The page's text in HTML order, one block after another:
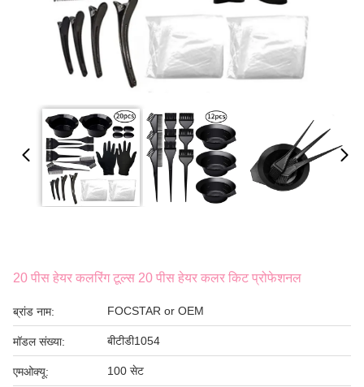
20 पीस हेयर कलरिंग टूल्स 20 पीस हेयर कलर किट प्रोफेशनल
ब्रांड नाम: FOCSTAR or OEM
मॉडल संख्या: बीटीडी1054
एमओक्यू: 100 सेट